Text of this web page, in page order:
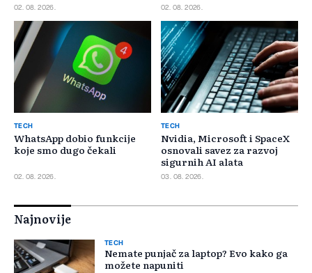
02. 08. 2026. 02. 08. 2026.
TECH
WhatsApp dobio funkcije
koje smo dugo čekali
02. 08. 2026.
TECH
Nvidia, Microsoft i SpaceX
osnovali savez za razvoj
sigurnih AI alata
03. 08. 2026.
Najnovije
TECH
Nemate punjač za laptop? Evo kako ga
možete napuniti